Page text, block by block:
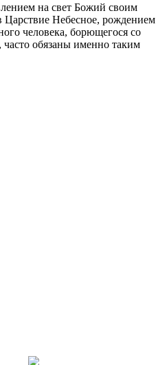
на свет Божий своим
Царствие Небесное, рождением
человека, борющегося со
обязаны именно таким